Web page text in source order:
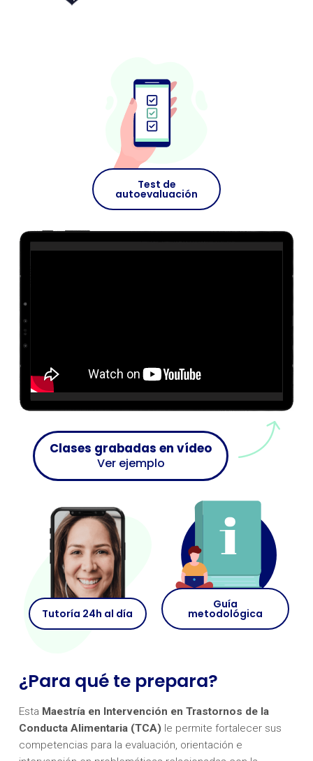
Test de
autoevaluación
Clases grabadas en vídeo
Ver ejemplo
Tutoría 24h al día
Guía
metodológica
¿Para qué te prepara?
Esta Maestría en Intervención en Trastornos de la
Conducta Alimentaria (TCA)le permite fortalecer sus
competencias para la evaluación, orientación e